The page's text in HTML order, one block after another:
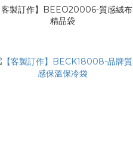
客製訂作】BEEO20006-質感絨布
精品袋